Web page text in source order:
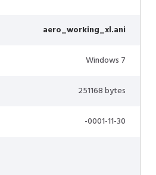
aero_working_xl.ani
Windows 7
251168 bytes
-0001-11-30